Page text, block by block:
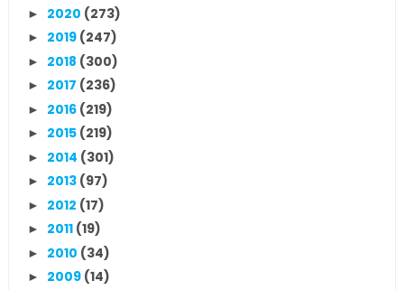
► 2020 (273)
► 2019 (247)
► 2018 (300)
► 2017 (236)
► 2016 (219)
► 2015 (219)
► 2014 (301)
► 2013 (97)
► 2012 (17)
► 2011 (19)
► 2010 (34)
► 2009 (14)